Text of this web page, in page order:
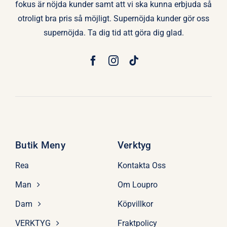
fokus är nöjda kunder samt att vi ska kunna erbjuda så
otroligt bra pris så möjligt. Supernöjda kunder gör oss
supernöjda. Ta dig tid att göra dig glad.
Butik Meny
Rea
Man
Dam
VERKTYG
Verktyg
Kontakta Oss
Om Loupro
Köpvillkor
Fraktpolicy